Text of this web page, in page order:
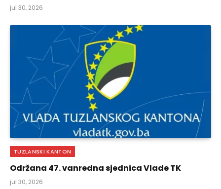
jul 30, 2026
TUZLANSKI KANTON
Održana 47. vanredna sjednica Vlade TK
jul 30, 2026